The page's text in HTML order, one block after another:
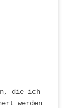
die ich
werden